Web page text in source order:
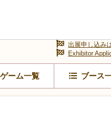
ゲーム一覧 ブース
出展申し込み
Exhibitor